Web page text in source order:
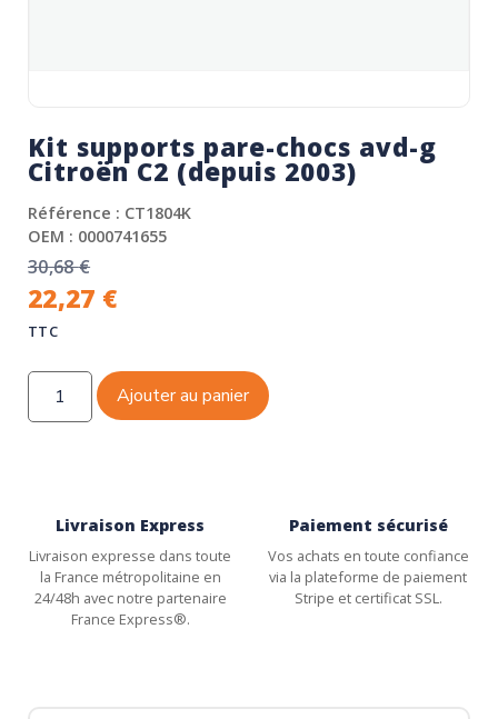
Kit supports pare-chocs avd-g
Citroën C2 (depuis 2003)
Référence : CT1804K
OEM : 0000741655
30,68€
22,27 €
TTC
Ajouter au panier
Livraison Express
Livraison expresse dans toute
la France métropolitaine en
24/48h avec notre partenaire
France Express®.
Paiement sécurisé
Vos achats en toute confiance
via la plateforme de paiement
Stripe et certificat SSL.